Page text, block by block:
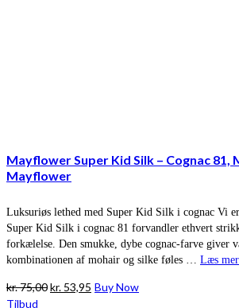
Mayflower Super Kid Silk – Cognac 81,
Mayflower
Luksuriøs lethed med Super Kid Silk i cognac Vi
Super Kid Silk i cognac 81 forvandler ethvert
forkælelse. Den smukke, dybe cognac-farve giver
kombinationen af mohair og silke føles … Læs
kr.75,00Den
kr. 53,95 Den
Buy Now
Tilbud